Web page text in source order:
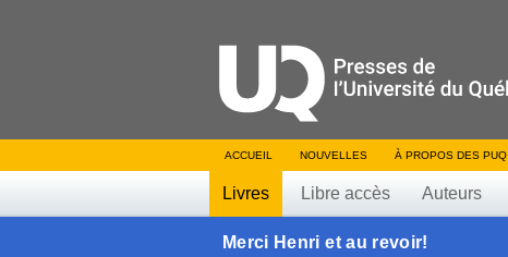
ACCUEIL NOUVELLES À PROPOS DES PUQ
Livres Libre accès Auteurs
Merci Henri et au revoir!